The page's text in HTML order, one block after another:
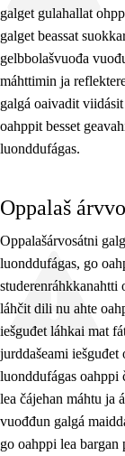
galget gulahallat
galget beassat
gelbbolašvuođa
máhttimin ja
galgá oaivadit
oahppit besset
luonddufágas.
Oppalaš
Oppalašárvosátni
luonddufágas, go
studerenráhkkanahtti
láhčit dili nu ahte
iešguđet láhkai mat
jurddašeami
luonddufágas oahppi
lea čájehan máhtu ja
vuođđun galgá
go oahppi lea